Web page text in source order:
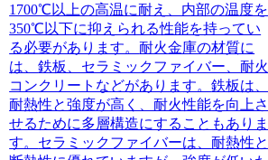
1700℃以上の高温に耐え、内部の温度を
350℃以下に抑えられる性能を持ってい
る必要があります。耐火金庫の材質に
は、鉄板、セラミックファイバー、耐火
コンクリートなどがあります。鉄板は、
耐熱性と強度が高く、耐火性能を向上さ
せるために多層構造にすることもありま
す。 セラミックファイバーは、耐熱性と